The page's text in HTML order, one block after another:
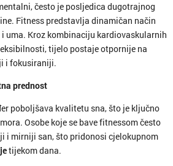
često je posljedica dugotrajnog
Fitness predstavlja dinamičan način
uma. Kroz kombinaciju kardiovaskularnih
tijelo postaje otpornije na
i fokusiraniji.
prednost
poboljšava kvalitetu sna, što je ključno
Osobe koje se bave fitnessom često
i mirniji san, što pridonosi cjelokupnom
tijekom dana.